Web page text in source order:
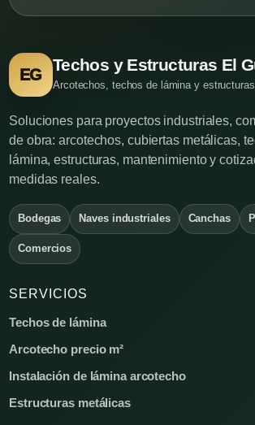
EG
Techos y Estructuras El
Arcotechos, techos de lámina y
Soluciones para proyectos industriales,
de obra: arcotechos, cubiertas metálicas,
lámina, estructuras, mantenimiento y
medidas reales.
Bodegas Naves industriales Canchas
Comercios
SERVICIOS
Techos de lámina
Arcotecho precio m²
Instalación de lámina arcotecho
Estructuras metálicas